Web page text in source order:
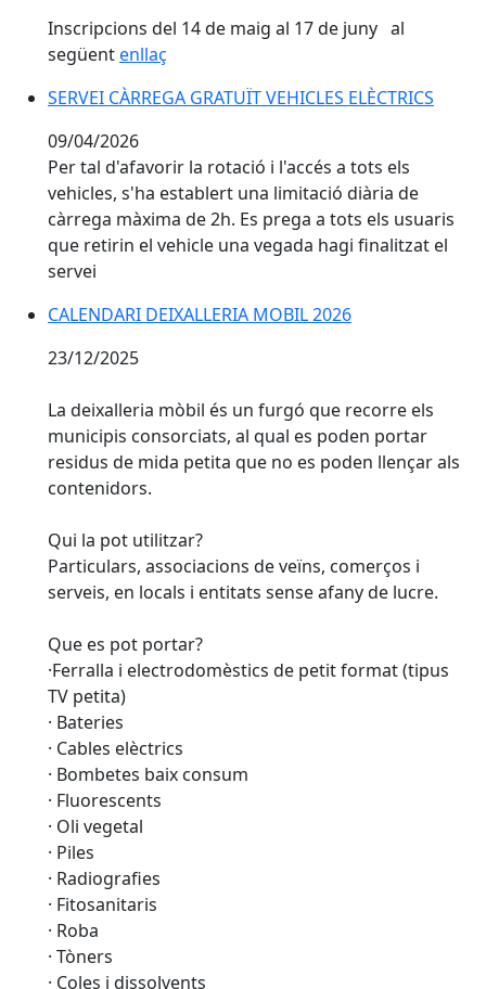
Inscripcions del 14 de maig al 17 de juny al
següentenllaç
SERVEI CÀRREGA GRATUÏT VEHICLES ELÈCTRICS
SERVEI CÀRREGA GRATUÏT VEHICLES ELÈCTRICS
09/04/2026
Per tal d'afavorir la rotació i l'accés a tots els
vehicles, s'ha establert una limitació diària de
càrrega màxima de 2h. Es prega a tots els usuaris
que retirin el vehicle una vegada hagi finalitzat el
servei
CALENDARI DEIXALLERIA MOBIL 2026
CALENDARI DEIXALLERIA MOBIL 2026
23/12/2025
La deixalleria mòbil és un furgó que recorre els
municipis consorciats, al qual es poden portar
residus de mida petita que no es poden llençar als
contenidors.
Qui la pot utilitzar?
Particulars, associacions de veïns, comerços i
serveis, en locals i entitats sense afany de lucre.
Que es pot portar?
·Ferralla i electrodomèstics de petit format (tipus
TV petita)
· Bateries
· Cables elèctrics
· Bombetes baix consum
· Fluorescents
· Oli vegetal
· Piles
· Radiografies
· Fitosanitaris
· Roba
· Tòners
· Coles i dissolvents